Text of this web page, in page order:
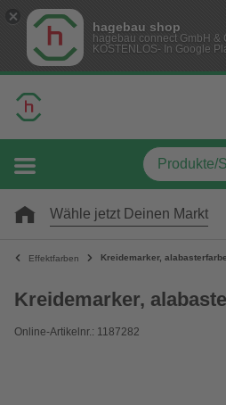
hagebau shop
hagebau connect GmbH &
KOSTENLOS- In Google
Wähle jetzt Deinen Markt
Effektfarben Kreidemarker,
Kreidemarker,
Online-Artikelnr.: 1187282